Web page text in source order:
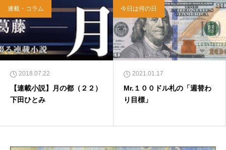
連載・コラム
2018.07.22
【連載小説】月の都（２２）
下田ひとみ
今日は何の日
2021.01.17
Mr.１００ドル札の「週替わ
り目標」